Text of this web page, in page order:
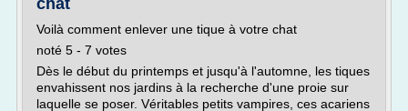
chat
Voilà comment enlever une tique à votre chat
noté 5 - 7 votes
Dès le début du printemps et jusqu'à l'automne, les tiques
envahissent nos jardins à la recherche d'une proie sur
laquelle se poser. Véritables petits vampires, ces acariens